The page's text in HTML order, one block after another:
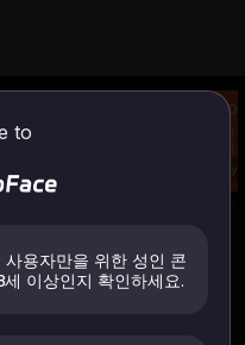
to
용자만을 위한 성인 콘
이상인지 확인하세요.
를 업로드하고 헤
AI
비디오 인핸서